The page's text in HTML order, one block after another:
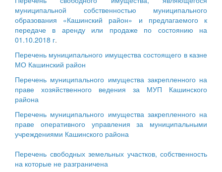
муниципальной собственностью муниципального
образования «Кашинский район» и предлагаемого к
передаче в аренду или продаже по состоянию на
01.10.2018 г.
Перечень муниципального имущества состоящего в казне
МО Кашинский район
Перечень муниципального имущества закрепленного на
праве хозяйственного ведения за МУП Кашинского
района
Перечень муниципального имущества закрепленного на
праве оперативного управления за муниципальными
учреждениями Кашинского района
Перечень свободных земельных участков, собственность
на которые не разграничена